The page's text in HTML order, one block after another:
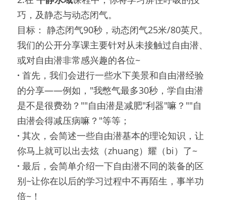
巧，及静态与动态闭气。
目标： 静态闭气90秒，动态闭气25米/80英尺。
我们的公开分享课主要针对从未接触过自由潜、
或对自由潜非常感兴趣的各位~
· 首先，我们会进行一些水下美景和自由潜经验
的分享——例如，"我憋气最多30秒，学自由潜
是不是很费劲？""自由潜是减肥"利器"嘛？""自
由潜会得减压病嘛？"等等；
· 其次，会简述一些自由潜基本的理论知识，让
你马上就可以出去炫（zhuang）耀（bi）了~
· 最后，会简单介绍一下自由潜不同的装备的区
别~让你在以后的学习过程中不再陌生，事半功
倍~！